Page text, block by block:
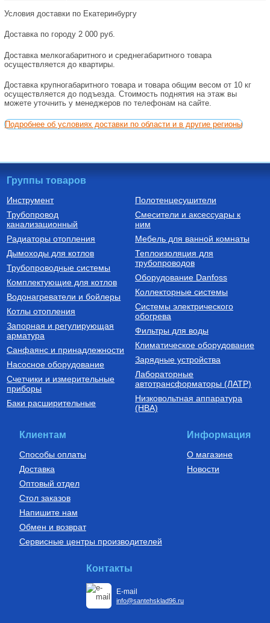
Условия доставки по Екатеринбургу
Доставка по городу 2 000 руб.
Доставка мелкогабаритного и среднегабаритного товара
осуществляется до квартиры.
Доставка крупногабаритного товара и товара общим весом от 10 кг
осуществляется до подъезда. Стоимость поднятия на этаж вы
можете уточнить у менеджеров по телефонам на сайте.
Подробнее об условиях доставки по области и в другие регионы
Группы товаров
Инструмент
Трубопровод
канализационный
Радиаторы отопления
Дымоходы для котлов
Трубопроводные системы
Комплектующие для котлов
Водонагреватели и бойлеры
Котлы отопления
Запорная и регулирующая
арматура
Санфаянс и принадлежности
Насосное оборудование
Счетчики и измерительные
приборы
Баки расширительные
Полотенцесушители
Смесители и аксессуары к
ним
Мебель для ванной комнаты
Теплоизоляция для
трубопроводов
Оборудование Danfoss
Коллекторные системы
Системы электрического
обогрева
Фильтры для воды
Климатическое оборудование
Зарядные устройства
Лабораторные
автотрансформаторы (ЛАТР)
Низковольтная аппаратура
(НВА)
Клиентам
Способы оплаты
Доставка
Оптовый отдел
Стол заказов
Напишите нам
Обмен и возврат
Сервисные центры производителей
Информация
О магазине
Новости
Контакты
E-mail
info@santehsklad96.ru